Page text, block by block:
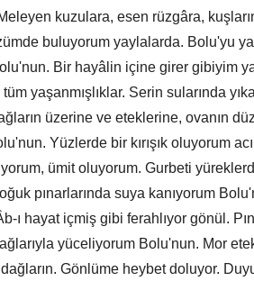
kuzulara, esen rüzgâra, kuşların
buluyorum yaylalarda. Bolu'yu
Bir hayâlin içine girer gibiyim
tüm yaşanmışlıklar. Serin sularında
üzerine ve eteklerine, ovanın
Yüzlerde bir kırışık oluyorum
ümit oluyorum. Gurbeti
pınarlarında suya kanıyorum
ı hayat içmiş gibi ferahlıyor gönül.
yüceliyorum Bolu'nun. Mor
Gönlüme heybet doluyor.